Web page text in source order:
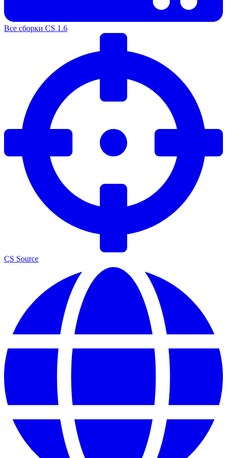
Все сборки CS 1.6
CS Source